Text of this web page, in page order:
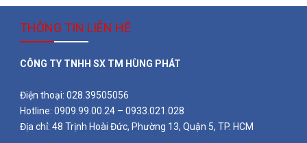
THÔNG TIN LIÊN HỆ
CÔNG TY TNHH SX TM HÙNG PHÁT
Điện thoại: 028.39505056
Hotline: 0909.99.00.24 – 0933.021.028
Địa chỉ: 48 Trịnh Hoài Đức, Phường 13, Quận 5, TP. HCM